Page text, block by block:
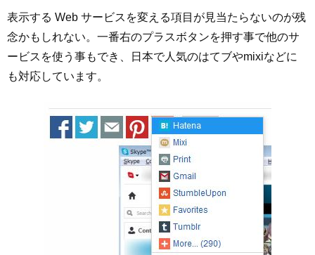
表示する Web サービスを変える項目が見当たらないのが残
念かもしれない。一番右のプラスボタンを押す事で他のサ
ービスを使う事もでき、日本で人気のはてブやmixiなどに
も対応しています。